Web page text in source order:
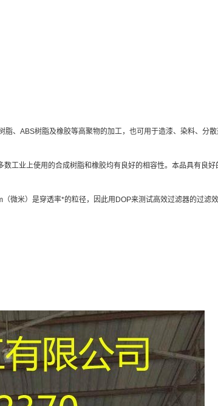
、ABS树脂及橡胶等高聚物的加工，也可用于造漆、染料、分
工业上使用的合成树脂和橡胶均有良好的相容性。本品具有良
微米）是穿透率*的粒径，因此用DOP来测试高效过滤器的过滤效